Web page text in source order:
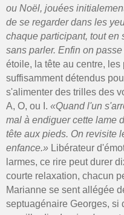
ou Noël, jouées
de se regarder dans les
chaque participant, tout en
sans parler. Enfin on
étoile, la tête au centre,
suffisamment détendus
s'alimenter des trilles des
A, O, ou I. «Quand l'un
mal à endiguer cette lame
tête aux pieds. On revisite
enfance.» Libérateur
larmes, ce rire peut durer
courte relaxation, chacun
Marianne se sent allégée
septuagénaire Georges, si